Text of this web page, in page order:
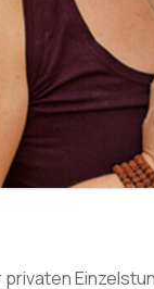
privaten